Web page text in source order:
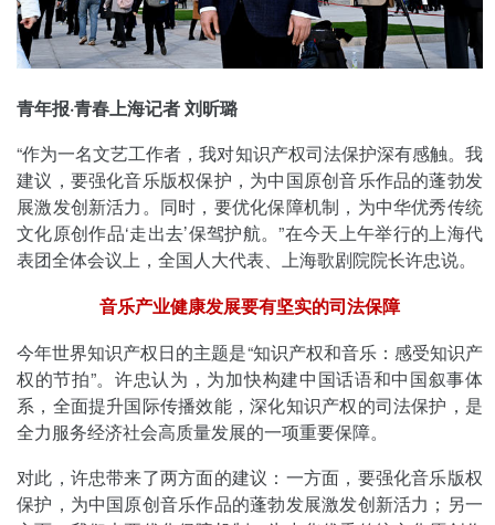
青年报·青春上海记者 刘昕璐
“作为一名文艺工作者，我对知识产权司法保护深有感触。我
建议，要强化音乐版权保护，为中国原创音乐作品的蓬勃发
展激发创新活力。同时，要优化保障机制，为中华优秀传统
文化原创作品‘走出去’保驾护航。”在今天上午举行的上海代
表团全体会议上，全国人大代表、上海歌剧院院长许忠说。
音乐产业健康发展要有坚实的司法保障
今年世界知识产权日的主题是“知识产权和音乐：感受知识产
权的节拍”。许忠认为，为加快构建中国话语和中国叙事体
系，全面提升国际传播效能，深化知识产权的司法保护，是
全力服务经济社会高质量发展的一项重要保障。
对此，许忠带来了两方面的建议：一方面，要强化音乐版权
保护，为中国原创音乐作品的蓬勃发展激发创新活力；另一